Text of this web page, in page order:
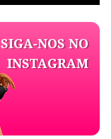
SIGA-NOS NO
INSTAGRAM